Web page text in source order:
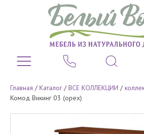
Главная /Каталог /ВСЕ КОЛЛЕКЦИИ /
Комод Викинг 03 (орех)